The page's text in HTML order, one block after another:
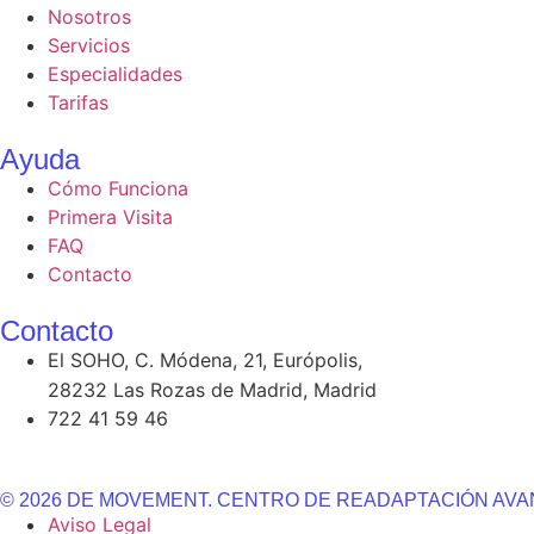
Nosotros
Servicios
Especialidades
Tarifas
Ayuda
Cómo Funciona
Primera Visita
FAQ
Contacto
Contacto
El SOHO, C. Módena, 21, Európolis,
28232 Las Rozas de Madrid, Madrid
722 41 59 46
© 2026 DE MOVEMENT. CENTRO DE READAPTACIÓN
Aviso Legal